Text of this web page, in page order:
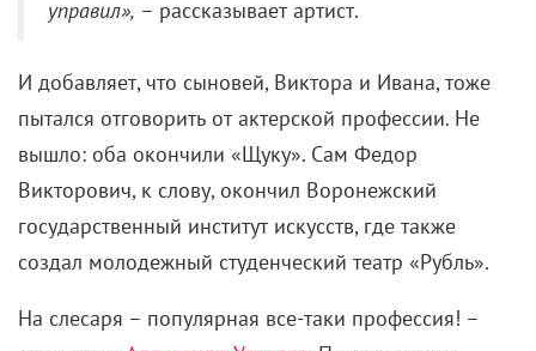
управил», – рассказывает артист.
И добавляет, что сыновей, Виктора и Ивана, тоже
пытался отговорить от актерской профессии. Не
вышло: оба окончили «Щуку». Сам Федор
Викторович, к слову, окончил Воронежский
государственный институт искусств, где также
создал молодежный студенческий театр «Рубль».
На слесаря – популярная все-таки профессия! –